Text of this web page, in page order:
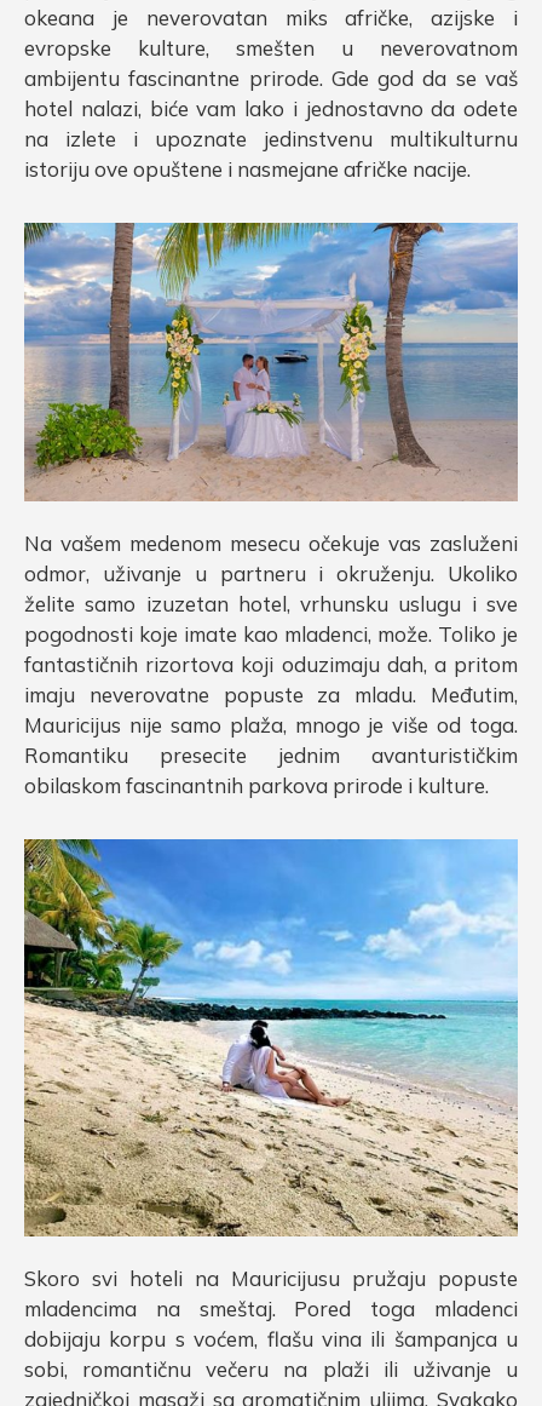
okeana je neverovatan miks afričke, azijske i
evropske kulture, smešten u neverovatnom
ambijentu fascinantne prirode. Gde god da se vaš
hotel nalazi, biće vam lako i jednostavno da odete
na izlete i upoznate jedinstvenu multikulturnu
istoriju ove opuštene i nasmejane afričke nacije.
Na vašem medenom mesecu očekuje vas zasluženi
odmor, uživanje u partneru i okruženju. Ukoliko
želite samo izuzetan hotel, vrhunsku uslugu i sve
pogodnosti koje imate kao mladenci, može. Toliko je
fantastičnih rizortova koji oduzimaju dah, a pritom
imaju neverovatne popuste za mladu. Međutim,
Mauricijus nije samo plaža, mnogo je više od toga.
Romantiku presecite jednim avanturističkim
obilaskom fascinantnih parkova prirode i kulture.
Skoro svi hoteli na Mauricijusu pružaju popuste
mladencima na smeštaj. Pored toga mladenci
dobijaju korpu s voćem, flašu vina ili šampanjca u
sobi, romantičnu večeru na plaži ili uživanje u
zajedničkoj masaži sa aromatičnim uljima. Svakako